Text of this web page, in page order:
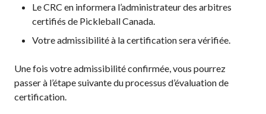
Le CRC en informera l’administrateur des arbitres
certifiés de Pickleball Canada.
Votre admissibilité à la certification sera vérifiée.
Une fois votre admissibilité confirmée, vous pourrez
passer à l’étape suivante du processus d’évaluation de
certification.